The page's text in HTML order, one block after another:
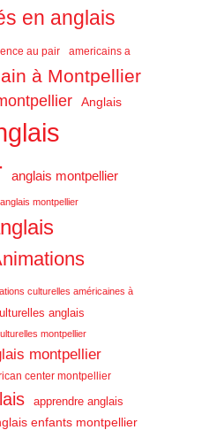
en anglais
au pair americains a
à Montpellier
Anglais
anglais montpellier
montpellier
culturelles américaines à
anglais
montpellier
montpellier
center montpellier
apprendre anglais
enfants montpellier